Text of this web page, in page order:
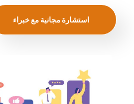
استشارة مجانية مع خبراء